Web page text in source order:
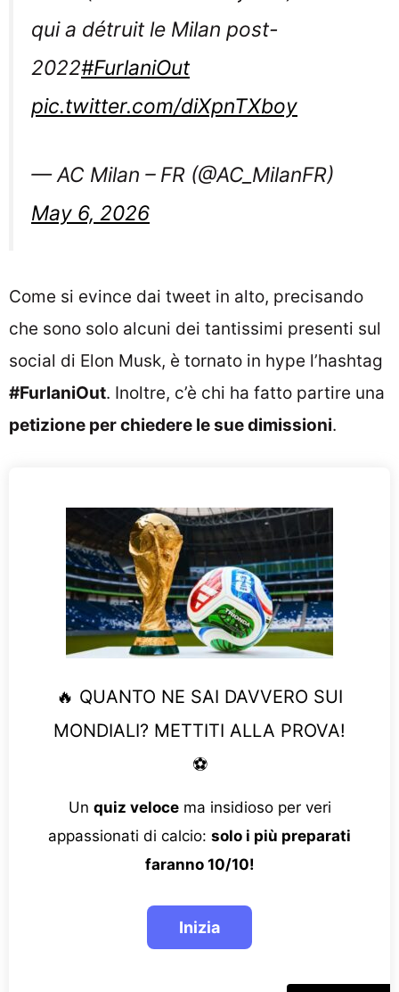
qui a détruit le Milan post-
2022#FurlaniOut
pic.twitter.com/diXpnTXboy
— AC Milan – FR (@AC_MilanFR)
May 6, 2026
Come si evince dai tweet in alto, precisando
che sono solo alcuni dei tantissimi presenti sul
social di Elon Musk, è tornato in hype l’hashtag
#FurlaniOut. Inoltre, c’è chi ha fatto partire una
petizione per chiedere le sue dimissioni.
🔥 QUANTO NE SAI DAVVERO SUI
MONDIALI? METTITI ALLA PROVA!
⚽
Un quiz velocema insidioso per veri
appassionati di calcio: solo i più preparati
faranno 10/10!